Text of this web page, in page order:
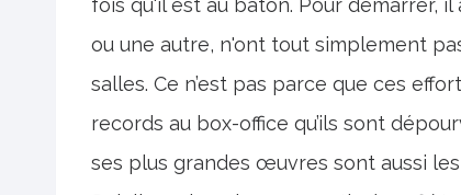
fois qu'il est au bâton. Pour démarrer,
ou une autre, n'ont tout simplement
salles. Ce n’est pas parce que ces
records au box-office qu’ils sont
ses plus grandes œuvres sont aussi